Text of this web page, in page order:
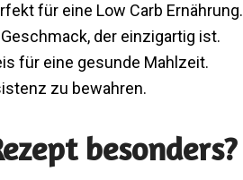
für eine Low Carb Ernährung.
der einzigartig ist.
für eine gesunde Mahlzeit.
zu bewahren.
besonders?